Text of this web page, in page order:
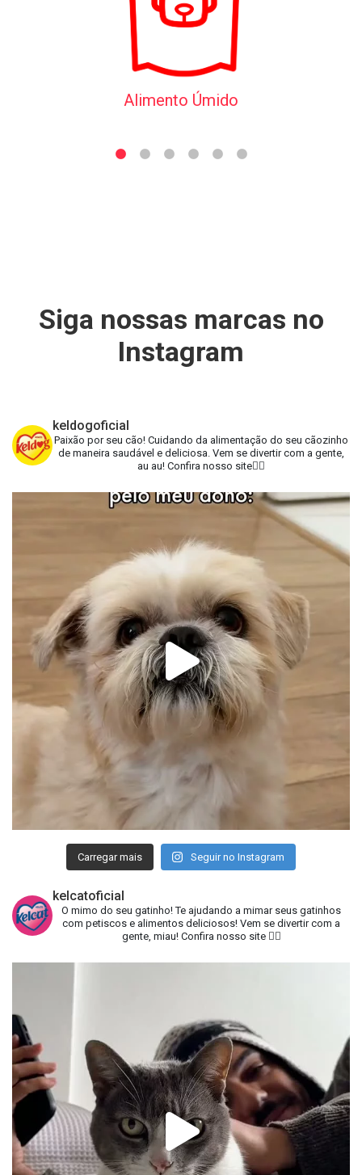
Alimento Úmido
Siga nossas marcas no
Instagram
keldogoficial
Paixão por seu cão! Cuidando da alimentação do seu cãozinho
de maneira saudável e deliciosa. Vem se divertir com a gente,
au au! Confira nosso site👇🏻
Carregar mais Seguir no Instagram
kelcatoficial
O mimo do seu gatinho!Te ajudando a mimar seus gatinhos
com petiscos e alimentos deliciosos! Vem se divertir com a
gente, miau!Confira nosso site 👇🏻